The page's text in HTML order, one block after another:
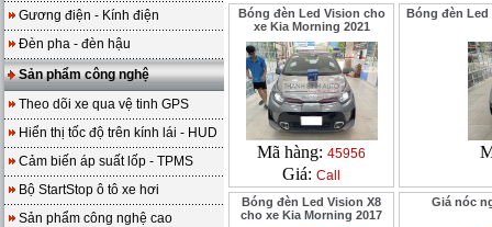
Gương điện - Kính điện
Đèn pha - đèn hậu
Sản phẩm công nghệ
Theo dõi xe qua vệ tinh GPS
Hiển thị tốc độ trên kính lái - HUD
Cảm biến áp suất lốp - TPMS
Bộ StartStop ô tô xe hơi
Sản phẩm công nghệ cao
Bóng đèn Led Vision cho
xe Kia Morning 2021
Mã hàng: 45956
Giá: Call
Bóng đèn Led
Bóng đèn Led Vision X8
cho xe Kia Morning 2017
Giá nóc